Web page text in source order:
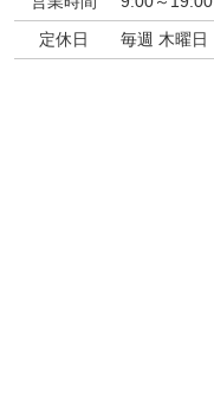
定休日
毎週 木曜日